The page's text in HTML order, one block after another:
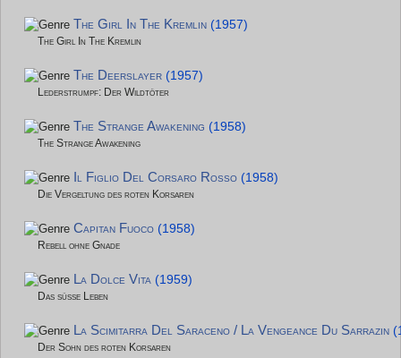
The Girl In The Kremlin (1957)
The Girl In The Kremlin
The Deerslayer (1957)
Lederstrumpf: Der Wildtöter
The Strange Awakening (1958)
The Strange Awakening
Il Figlio Del Corsaro Rosso (1958)
Die Vergeltung des roten Korsaren
Capitan Fuoco (1958)
Rebell ohne Gnade
La Dolce Vita (1959)
Das süße Leben
La Scimitarra Del Saraceno / La Vengeance Du Sarrazin
Der Sohn des roten Korsaren